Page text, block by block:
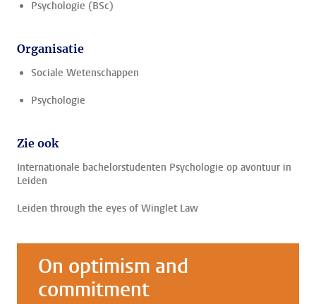
Psychologie (BSc)
Organisatie
Sociale Wetenschappen
Psychologie
Zie ook
Internationale bachelorstudenten Psychologie op avontuur in
Leiden
Leiden through the eyes of Winglet Law
On optimism and
commitment